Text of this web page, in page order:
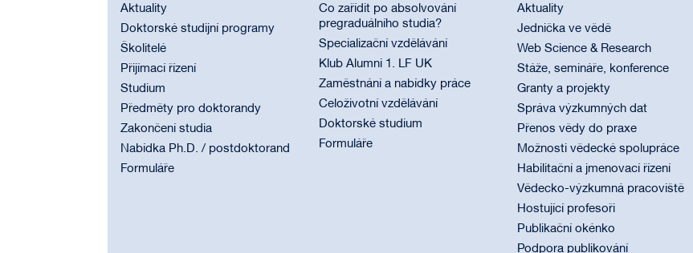
Aktuality
Doktorské studijní programy
Školitelé
Přijímací řízení
Studium
Předměty pro doktorandy
Zakončení studia
Nabídka Ph.D. / postdoktorand
Formuláře
Co zařídit po absolvování
pregraduálního studia?
Specializační vzdělávání
Klub Alumni 1. LF UK
Zaměstnání a nabídky práce
Celoživotní vzdělávání
Doktorské studium
Formuláře
Aktuality
Jednička ve vědě
Web Science & Research
Stáže, semináře, konference
Granty a projekty
Správa výzkumných dat
Přenos vědy do praxe
Možnosti vědecké spolupráce
Habilitační a jmenovací řízení
Vědecko-výzkumná pracoviště
Hostující profesoři
Publikační okénko
Podpora publikování